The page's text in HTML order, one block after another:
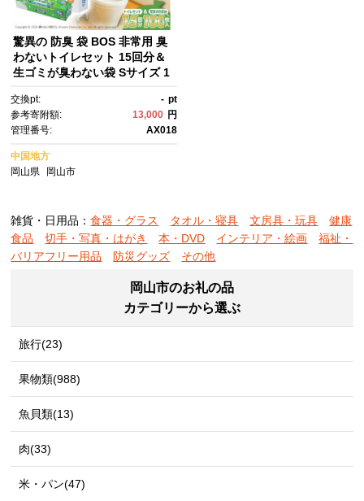
驚異の 防臭 袋 BOS 非常用 臭
わないトイレセット 15回分＆
生ゴミが臭わない袋 Sサイズ 1
品 生活用品 まとめ買い ゴミ
袋 大容量 日用消耗品 防災用 非
常用 防臭袋 携帯トイレ 介護 生
ゴミ ゴミ BOS セット ふるさ
と 岡山 送料無料
交換pt: - pt
参考寄附額:
13,000 円
管理番号:
AX018
中国地方
岡山県
岡山市
雑貨・日用品：食器・グラス タオル・寝具 文房具・玩具
健康
食品
切手・写真・はがき 本・DVD インテリア・絵画
福祉・
バリアフリー用品
防災グッズ その他
岡山市のお礼の品
カテゴリーから選ぶ
旅行(23)
果物類(988)
魚貝類(13)
肉(33)
米・パン(47)